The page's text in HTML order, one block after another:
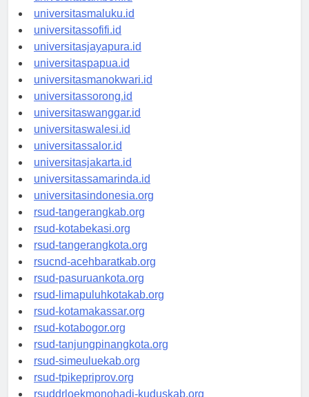
universitasambon.id
universitasmaluku.id
universitassofifi.id
universitasjayapura.id
universitaspapua.id
universitasmanokwari.id
universitassorong.id
universitaswanggar.id
universitaswalesi.id
universitassalor.id
universitasjakarta.id
universitassamarinda.id
universitasindonesia.org
rsud-tangerangkab.org
rsud-kotabekasi.org
rsud-tangerangkota.org
rsucnd-acehbaratkab.org
rsud-pasuruankota.org
rsud-limapuluhkotakab.org
rsud-kotamakassar.org
rsud-kotabogor.org
rsud-tanjungpinangkota.org
rsud-simeuluekab.org
rsud-tpikepriprov.org